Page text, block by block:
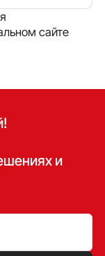
сайте
и